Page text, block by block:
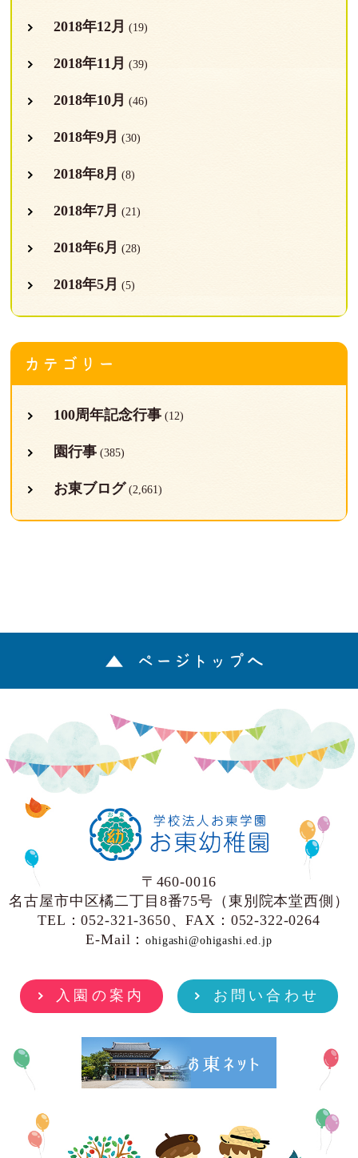
2018年12月 (19)
2018年11月 (39)
2018年10月 (46)
2018年9月 (30)
2018年8月 (8)
2018年7月 (21)
2018年6月 (28)
2018年5月 (5)
カテゴリー
100周年記念行事(12)
園行事(385)
お東ブログ (2,661)
ページトップへ
〒460-0016
名古屋市中区橘二丁目8番75号（東別院本堂西側）
TEL：052-321-3650、FAX：052-322-0264
E-Mail：ohigashi@ohigashi.ed.jp
入園の案内 お問い合わせ